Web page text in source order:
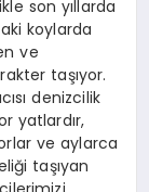
son yıllarda
koylarda
ve
taşıyor.
denizcilik
yatlardır,
ve aylarca
taşıyan